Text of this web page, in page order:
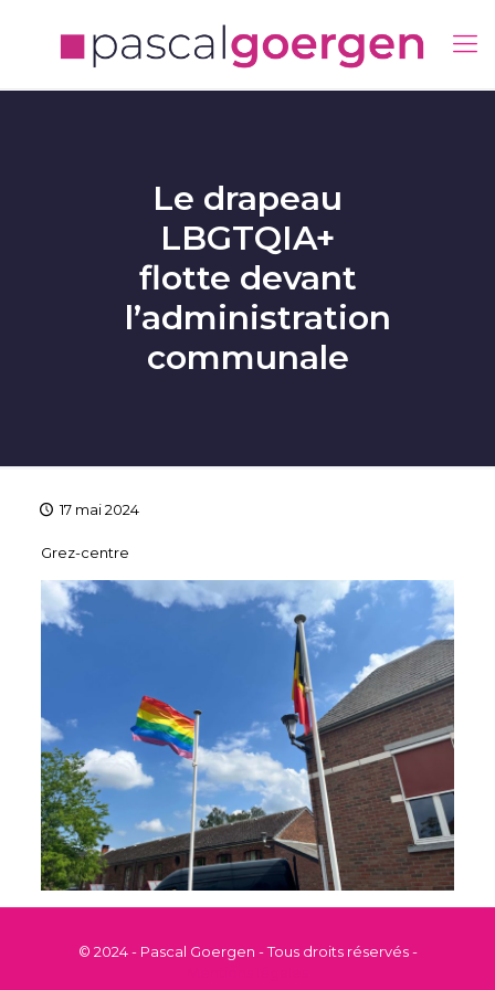
Le drapeau
LBGTQIA+
flotte devant
l’administration
communale
17 mai 2024
Grez-centre
© 2024 - Pascal Goergen - Tous droits réservés -